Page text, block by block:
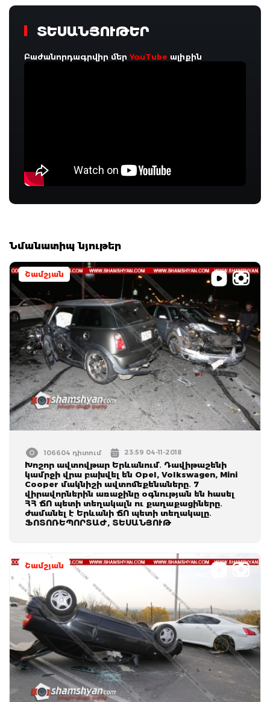
ՏԵՍԱՆՅՈՒԹԵՐ
Բաժանորդագրվիր մերYouTube ալիքին
Նմանատիպ նյութեր
Շամշյան
106604 դիտում 23:59 04-11-2018
Խոշոր ավտովթար Երևանում․ Դավիթաշենի
կամրջի վրա բախվել են Opel, Volkswagen, Mini
Cooper մակնիշի ավտոմեքենաները․ 7
վիրավորներին առաջինը օգնության են հասել
ՀՀ ՃՈ պետի տեղակալն ու քաղաքացիները․
ժամանել է Երևանի ՃՈ պետի տեղակալը․
ՖՈՏՈՌԵՊՈՐՏԱԺ, ՏԵՍԱՆՅՈՒԹ
Շամշյան